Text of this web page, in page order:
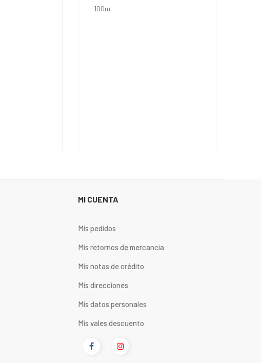
100ml
MI CUENTA
Mis pedidos
Mis retornos de mercancia
Mis notas de crédito
Mis direcciones
Mis datos personales
Mis vales descuento